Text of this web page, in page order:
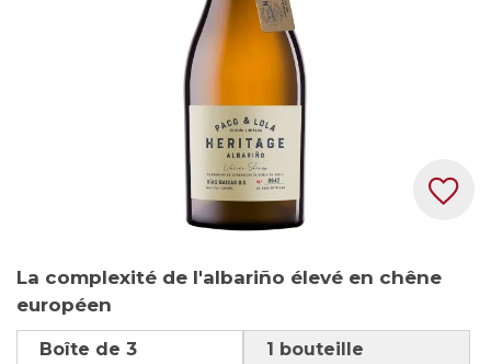
to
the
beginning
La complexité de l'albariño élevé en chêne
européen
Boîte de 3
1 bouteille